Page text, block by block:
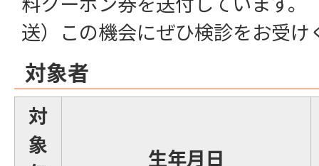
送）この機会にぜひ検診をお受け
対象者
対
象
生年月日